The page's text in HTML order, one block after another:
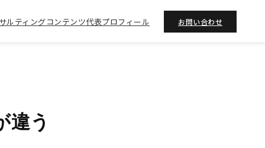
ルティングコンテンツ代表プロフィール お問い合わせ
違う